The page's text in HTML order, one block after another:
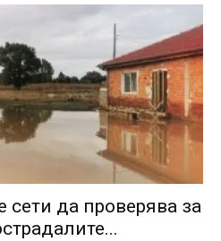
сети да проверява за